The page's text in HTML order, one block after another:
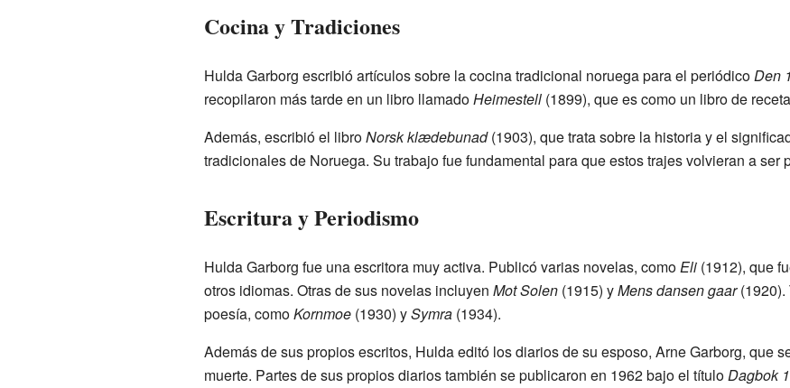
Cocina y Tradiciones
Hulda Garborg escribió artículos sobre la cocina tradicional noruega para el periódicoDen
recopilaron más tarde en un libro llamadoHeimestell(1899), que es como un libro de
Además, escribió el libroNorsk klædebunad(1903), que trata sobre la historia y el
tradicionales de Noruega. Su trabajo fue fundamental para que estos trajes volvieran a ser
Escritura y Periodismo
Hulda Garborg fue una escritora muy activa. Publicó varias novelas, comoEli(1912), que
otros idiomas. Otras de sus novelas incluyen Mot Solen(1915) yMens dansen gaar(1920).
poesía, comoKornmoe(1930) ySymra(1934).
Además de sus propios escritos, Hulda editó los diarios de su esposo, Arne Garborg, que
muerte. Partes de sus propios diarios también se publicaron en 1962 bajo el títuloDagbok